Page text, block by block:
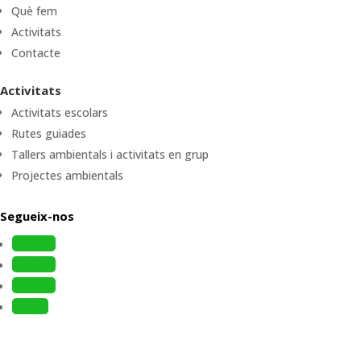
Què fem
Activitats
Contacte
Activitats
Activitats escolars
Rutes guiades
Tallers ambientals i activitats en grup
Projectes ambientals
Segueix-nos
Follow
Follow
Follow
Follow